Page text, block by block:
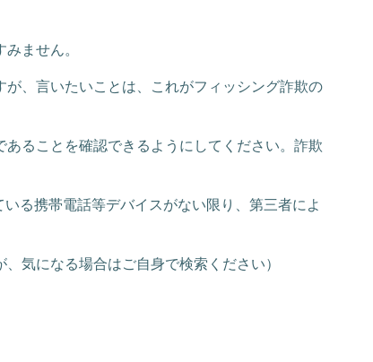
ません。
、言いたいことは、これがフィッシング詐欺の
ることを確認できるようにしてください。詐欺
る携帯電話等デバイスがない限り、第三者によ
気になる場合はご自身で検索ください）